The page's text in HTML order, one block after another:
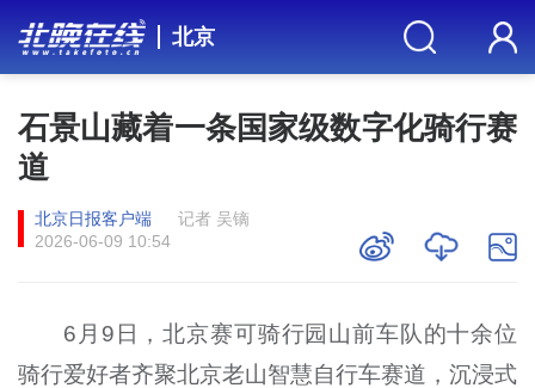
北京
石景山藏着一条国家级数字化骑行赛
道
北京日报客户端
记者 吴镝
2026-06-09 10:54
6月9日，北京赛可骑行园山前车队的十余位
骑行爱好者齐聚北京老山智慧自行车赛道，沉浸式